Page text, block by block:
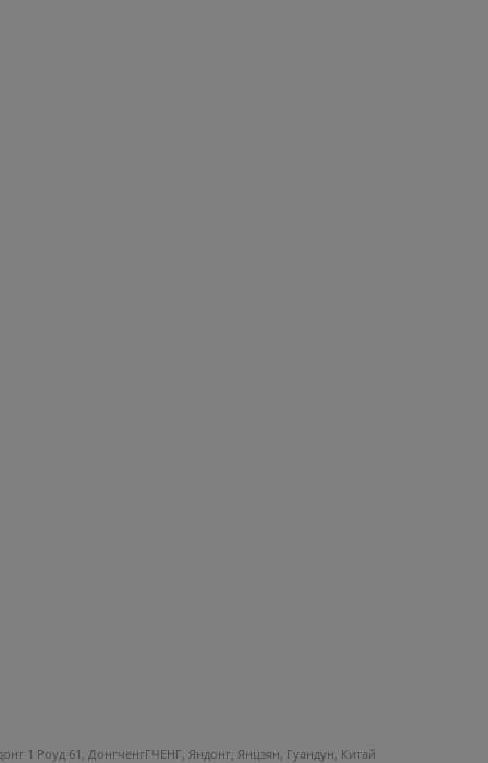
1 Роуд 61, ДонгченгГЧЕНГ, Яндонг, Янцзян, Гуандун, Китай